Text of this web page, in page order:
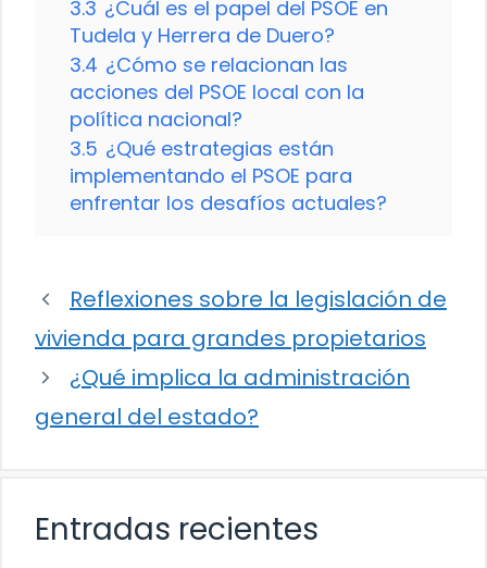
3.3 ¿Cuál es el papel del PSOE en
Tudela y Herrera de Duero?
3.4 ¿Cómo se relacionan las
acciones del PSOE local con la
política nacional?
3.5 ¿Qué estrategias están
implementando el PSOE para
enfrentar los desafíos actuales?
Reflexiones sobre la legislación de
vivienda para grandes propietarios
¿Qué implica la administración
general del estado?
Entradas recientes